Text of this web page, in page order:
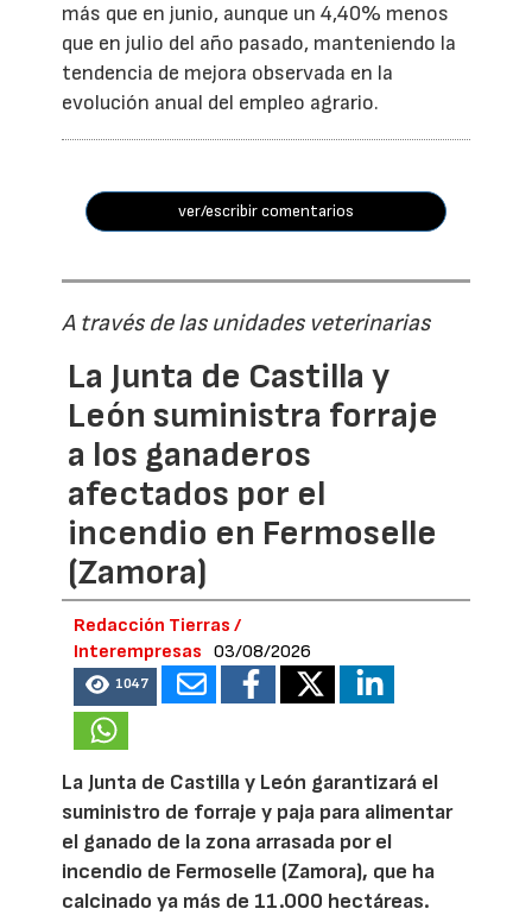
más que en junio, aunque un 4,40% menos
que en julio del año pasado, manteniendo la
tendencia de mejora observada en la
evolución anual del empleo agrario.
ver/escribir comentarios
A través de las unidades veterinarias
La Junta de Castilla y
León suministra forraje
a los ganaderos
afectados por el
incendio en Fermoselle
(Zamora)
Redacción Tierras /
Interempresas
03/08/2026
1047
La Junta de Castilla y León garantizará el
suministro de forraje y paja para alimentar
el ganado de la zona arrasada por el
incendio de Fermoselle (Zamora), que ha
calcinado ya más de 11.000 hectáreas.